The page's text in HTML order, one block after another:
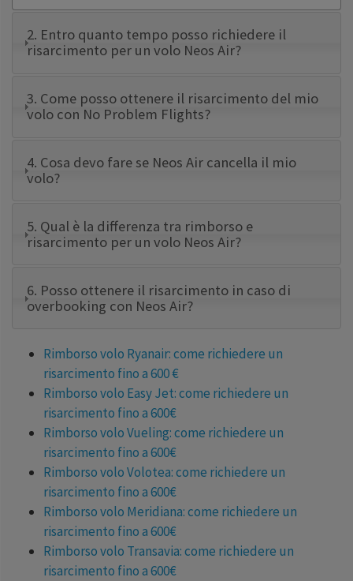
2. Entro quanto tempo posso richiedere il
risarcimento per un volo Neos Air?
3. Come posso ottenere il risarcimento del mio
volo con No Problem Flights?
4. Cosa devo fare se Neos Air cancella il mio
volo?
5. Qual è la differenza tra rimborso e
risarcimento per un volo Neos Air?
6. Posso ottenere il risarcimento in caso di
overbooking con Neos Air?
Rimborso volo Ryanair: come richiedere un
risarcimento fino a 600 €
Rimborso volo Easy Jet: come richiedere un
risarcimento fino a 600€
Rimborso volo Vueling: come richiedere un
risarcimento fino a 600€
Rimborso volo Volotea: come richiedere un
risarcimento fino a 600€
Rimborso volo Meridiana: come richiedere un
risarcimento fino a 600€
Rimborso volo Transavia: come richiedere un
risarcimento fino a 600€